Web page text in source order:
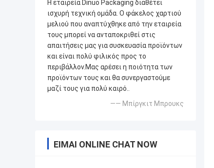
Η εταιρεία Dinuo Packaging διαθέτει
ισχυρή τεχνική ομάδα. Ο φάκελος χαρτιού
μελιού που αναπτύχθηκε από την εταιρεία
τους μπορεί να ανταποκριθεί στις
απαιτήσεις μας για συσκευασία προϊόντων
και είναι πολύ φιλικός προς το
περιβάλλον.Μας αρέσει η ποιότητα των
προϊόντων τους και θα συνεργαστούμε
μαζί τους για πολύ καιρό..
—— Μπίργκιτ Μπρουκς
ΕΊΜΑΙ ONLINE CHAT NOW